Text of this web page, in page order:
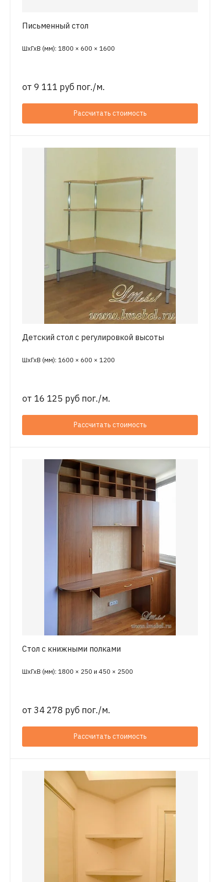
Письменный стол
ШхГхВ (мм): 1800 × 600 × 1600
от 9 111 руб пог./м.
Рассчитать стоимость
Детский стол с регулировкой высоты
ШхГхВ (мм): 1600 × 600 × 1200
от 16 125 руб пог./м.
Рассчитать стоимость
Стол с книжными полками
ШхГхВ (мм): 1800 × 250 и 450 × 2500
от 34 278 руб пог./м.
Рассчитать стоимость